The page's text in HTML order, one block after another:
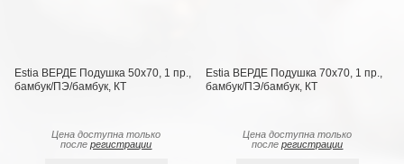
Estia ВЕРДЕ Подушка 50х70, 1 пр.,
бамбук/ПЭ/бамбук, КТ
Цена доступна только
послерегистрации
Estia ВЕРДЕ Подушка 70х70, 1 пр.,
бамбук/ПЭ/бамбук, КТ
Цена доступна только
послерегистрации